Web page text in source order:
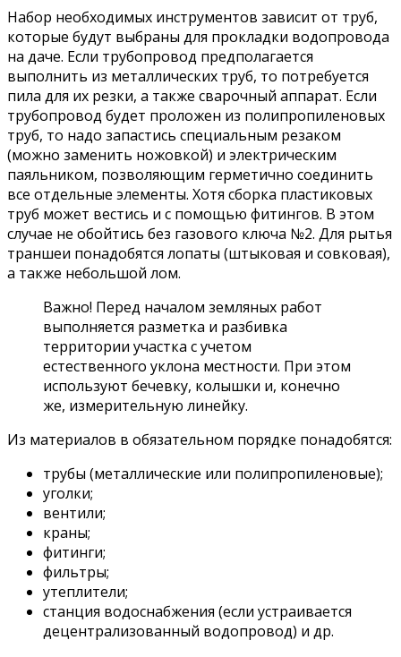
Набор необходимых инструментов зависит от труб,
которые будут выбраны для прокладки водопровода
на даче. Если трубопровод предполагается
выполнить из металлических труб, то потребуется
пила для их резки, а также сварочный аппарат. Если
трубопровод будет проложен из полипропиленовых
труб, то надо запастись специальным резаком
(можно заменить ножовкой) и электрическим
паяльником, позволяющим герметично соединить
все отдельные элементы. Хотя сборка пластиковых
труб может вестись и с помощью фитингов. В этом
случае не обойтись без газового ключа №2. Для рытья
траншеи понадобятся лопаты (штыковая и совковая),
а также небольшой лом.
Важно! Перед началом земляных работ
выполняется разметка и разбивка
территории участка с учетом
естественного уклона местности. При этом
используют бечевку, колышки и, конечно
же, измерительную линейку.
Из материалов в обязательном порядке понадобятся:
трубы (металлические или полипропиленовые);
уголки;
вентили;
краны;
фитинги;
фильтры;
утеплители;
станция водоснабжения (если устраивается
децентрализованный водопровод) и др.